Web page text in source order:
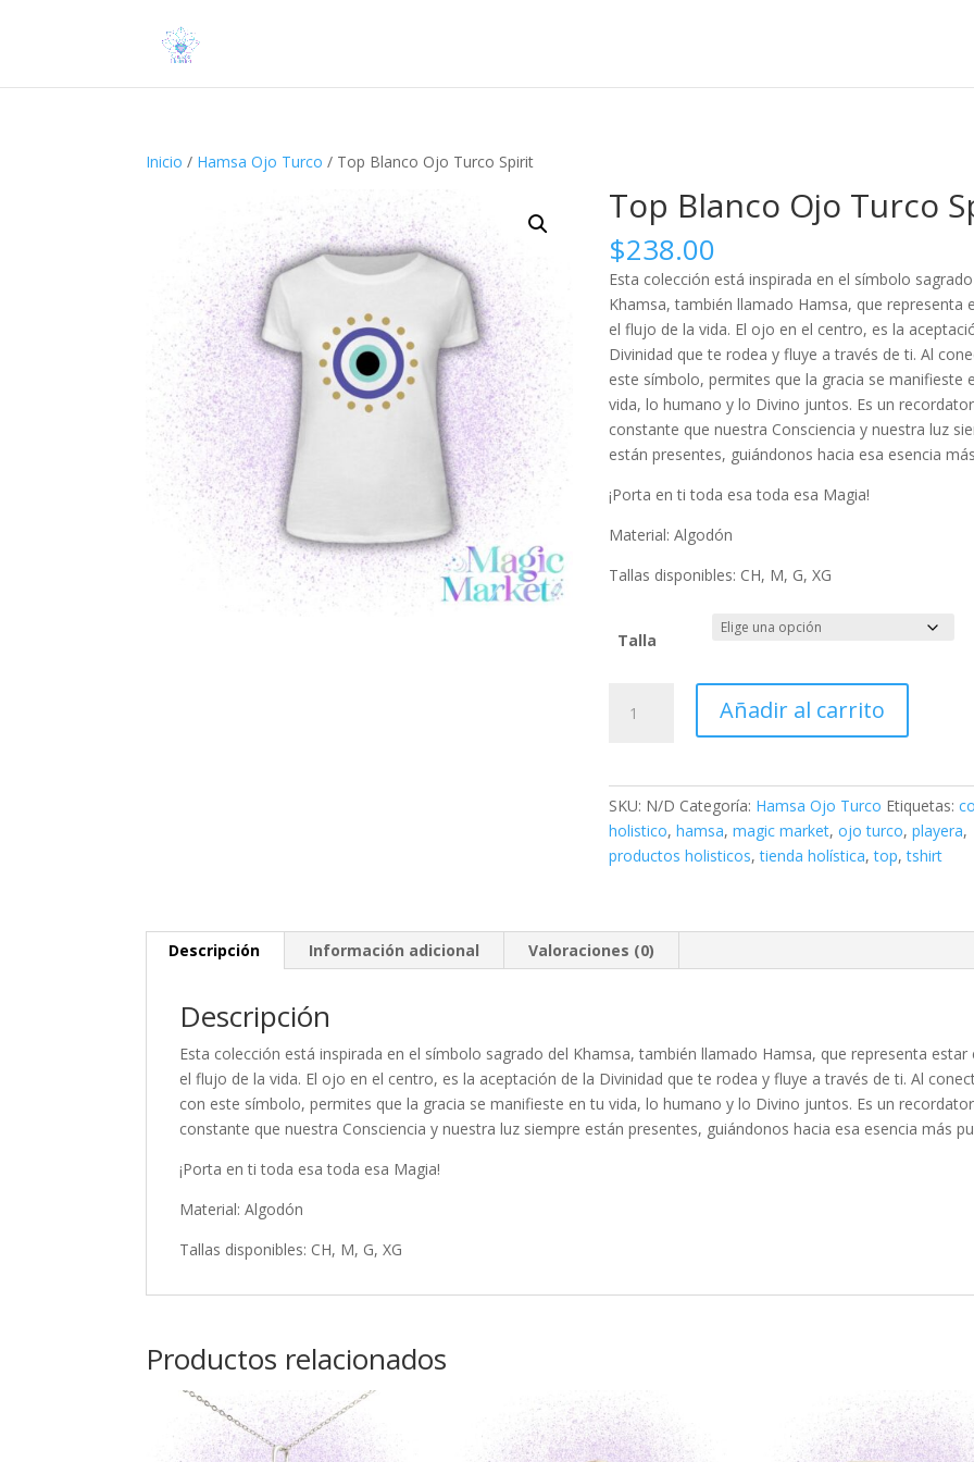
Inicio / Hamsa Ojo Turco / Top Blanco Ojo Turco Spirit
Top Blanco Ojo Turco
$238.00
Esta colección está inspirada en el símbolo
Khamsa, también llamado Hamsa, que representa
el flujo de la vida. El ojo en el centro, es la
Divinidad que te rodea y fluye a través de ti. Al
este símbolo, permites que la gracia se manifieste
vida, lo humano y lo Divino juntos. Es un
constante que nuestra Consciencia y nuestra luz
están presentes, guiándonos hacia esa esencia
¡Porta en ti toda esa toda esa Magia!
Material: Algodón
Tallas disponibles: CH, M, G, XG
Talla
Blanco
cantidad
Añadir al carrito
SKU: N/D Categoría: Hamsa Ojo Turco Etiquetas:
holistico,hamsa,magic market,ojo turco,playera,
productos holisticos,tienda holística,top,tshirt
Descripción Información adicional Valoraciones (0)
Descripción
Esta colección está inspirada en el símbolo sagrado del Khamsa, también llamado Hamsa, que representa estar
el flujo de la vida. El ojo en el centro, es la aceptación de la Divinidad que te rodea y fluye a través de ti. Al
con este símbolo, permites que la gracia se manifieste en tu vida, lo humano y lo Divino juntos. Es un
constante que nuestra Consciencia y nuestra luz siempre están presentes, guiándonos hacia esa esencia más
¡Porta en ti toda esa toda esa Magia!
Material: Algodón
Tallas disponibles: CH, M, G, XG
Productos relacionados